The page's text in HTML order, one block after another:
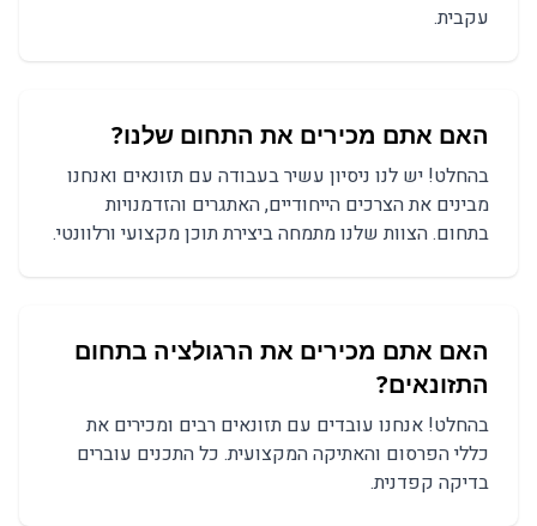
עקבית.
האם אתם מכירים את התחום שלנו?
בהחלט! יש לנו ניסיון עשיר בעבודה עם תזונאים ואנחנו
מבינים את הצרכים הייחודיים, האתגרים והזדמנויות
בתחום. הצוות שלנו מתמחה ביצירת תוכן מקצועי ורלוונטי.
האם אתם מכירים את הרגולציה בתחום
התזונאים?
בהחלט! אנחנו עובדים עם תזונאים רבים ומכירים את
כללי הפרסום והאתיקה המקצועית. כל התכנים עוברים
בדיקה קפדנית.